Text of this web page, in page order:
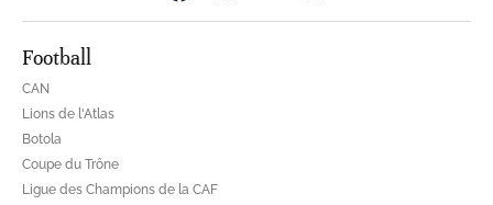
Football
CAN
Lions de l'Atlas
Botola
Coupe du Trône
Ligue des Champions de la CAF